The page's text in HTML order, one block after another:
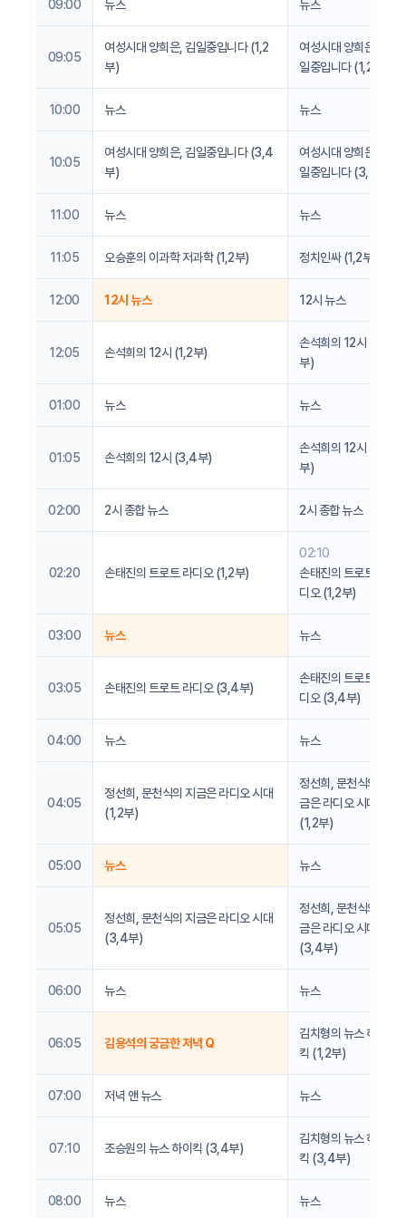
09:00 뉴스 뉴스
09:05
여성시대 양희은, 김일중입니다 (1,2
부)
여성시대 양희은, 김
일중입니다 (1,2부)
10:00 뉴스 뉴스
10:05
여성시대 양희은, 김일중입니다 (3,4
부)
여성시대 양희은, 김
일중입니다 (3,4부)
11:00 뉴스 뉴스
11:05 오승훈의 이과학 저과학 (1,2부) 정치인싸 (1,2부)
12:00 12시 뉴스 12시 뉴스
12:05 손석희의 12시 (1,2부)
손석희의 12시 (1,2
부)
01:00 뉴스 뉴스
01:05 손석희의 12시 (3,4부)
손석희의 12시 (3,4
부)
02:00 2시 종합 뉴스 2시 종합 뉴스
02:20 손태진의 트로트 라디오 (1,2부)
02:10
손태진의 트로트 라
디오 (1,2부)
03:00 뉴스 뉴스
03:05 손태진의 트로트 라디오 (3,4부)
손태진의 트로트 라
디오 (3,4부)
04:00 뉴스 뉴스
04:05
정선희, 문천식의 지금은 라디오 시대
(1,2부)
정선희, 문천식의 지
금은 라디오 시대
(1,2부)
05:00 뉴스 뉴스
05:05
정선희, 문천식의 지금은 라디오 시대
(3,4부)
정선희, 문천식의 지
금은 라디오 시대
(3,4부)
06:00 뉴스 뉴스
06:05 김용석의 궁금한 저녁 Q
김치형의 뉴스 하이
킥 (1,2부)
07:00 저녁 앤 뉴스 뉴스
07:10 조승원의 뉴스 하이킥 (3,4부)
김치형의 뉴스 하이
킥 (3,4부)
08:00 뉴스 뉴스